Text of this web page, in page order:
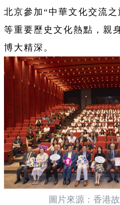
北京參加“中華文化交流
等重要歷史文化熱點，親
博大精深。
圖片來源：香港